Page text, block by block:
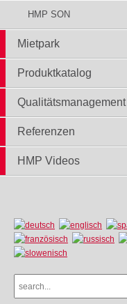
HMP SON
Mietpark
Produktkatalog
Qualitätsmanagement
Referenzen
HMP Videos